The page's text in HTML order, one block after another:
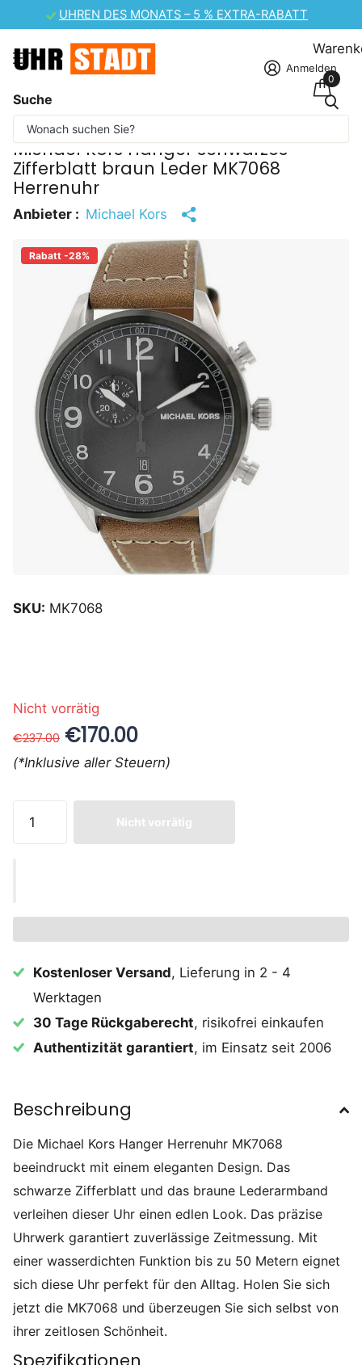
UHREN DES MONATS – 5 % EXTRA-RABATT
Suche
Anmelden
0
Einige Inhalte wurden maschinell übersetzt.
Michael Kors Hanger schwarzes
Zifferblatt braun Leder MK7068
Herrenuhr
Anbieter : Michael Kors
Rabatt -28%
SKU: MK7068
Nicht vorrätig
€237.00 €170.00
(*Inklusive aller Steuern)
Nicht vorrätig
Kostenloser Versand, Lieferung in 2 - 4
Werktagen
30 Tage Rückgaberecht, risikofrei einkaufen
Authentizität garantiert, im Einsatz seit 2006
Beschreibung
Die Michael Kors Hanger Herrenuhr MK7068
beeindruckt mit einem eleganten Design. Das
schwarze Zifferblatt und das braune Lederarmband
verleihen dieser Uhr einen edlen Look. Das präzise
Uhrwerk garantiert zuverlässige Zeitmessung. Mit
einer wasserdichten Funktion bis zu 50 Metern eignet
sich diese Uhr perfekt für den Alltag. Holen Sie sich
jetzt die MK7068 und überzeugen Sie sich selbst von
ihrer zeitlosen Schönheit.